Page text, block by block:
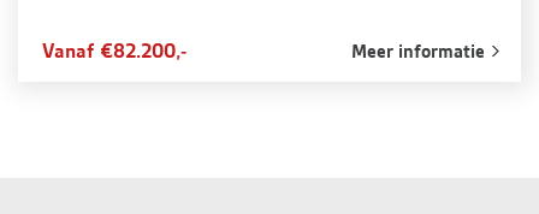
Vanaf €82.200,- Meer informatie